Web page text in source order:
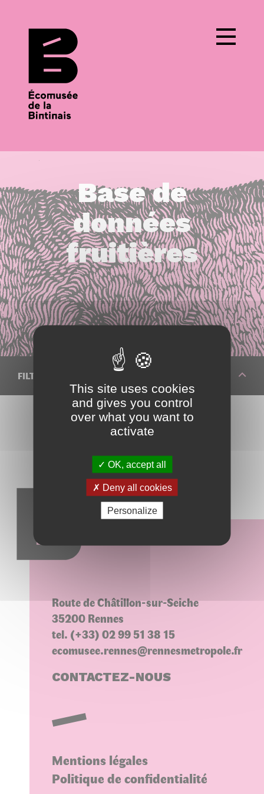
Base de
données
fruitières
Identifier un fruit
FILTRER VOTRE RECHERCHE
Route de Châtillon-sur-Seiche
35200 Rennes
tel. (+33) 02 99 51 38 15
ecomusee.rennes@rennesmetropole.fr
CONTACTEZ-NOUS
Mentions légales
Politique de confidentialité
This site uses cookies
and gives you control
over what you want to
activate
OK, accept all
Deny all cookies
Personalize